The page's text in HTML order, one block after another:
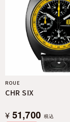
ROUE
CHR SIX
¥ 51,700 税込